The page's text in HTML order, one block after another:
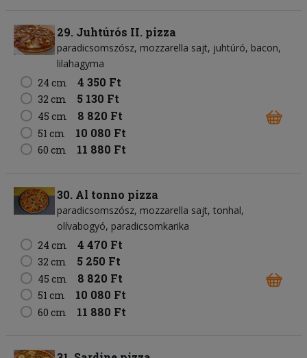
29. Juhtúrós II. pizza
paradicsomszósz mozzarella sajt juhtúró bacon
lilahagyma
24 cm
4 350 Ft
32 cm 5 130 Ft
45 cm 8 820 Ft
51 cm 10 080 Ft
60 cm 11 880 Ft
30. Al tonno pizza
paradicsomszósz mozzarella sajt tonhal
olívabogyó paradicsomkarika
24 cm
4 470 Ft
32 cm 5 250 Ft
45 cm 8 820 Ft
51 cm 10 080 Ft
60 cm 11 880 Ft